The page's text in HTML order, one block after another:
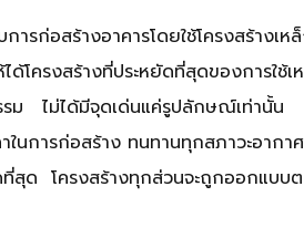
การก่อสร้างอาคารโดยใช้โครงสร้า
โครงสร้างที่ประหยัดที่สุดของการใ
รรมไม่ได้มีจุดเด่นแค่รูปลักษณ์เท่านั้น
นการก่อสร้าง ทนทานทุกสภาวะอาก
ที่สุด โครงสร้างทุกส่วนจะถูกออก